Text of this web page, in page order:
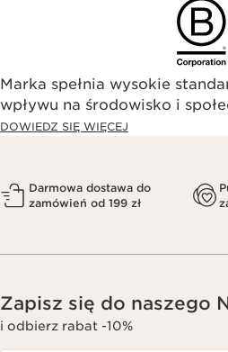
Marka spełnia wysokie
wpływu na środowisko i
DOWIEDZ SIĘ WIĘCEJ
Darmowa dostawa do
zamówień od 199 zł
Zapisz się do naszego
i odbierz rabat -10%